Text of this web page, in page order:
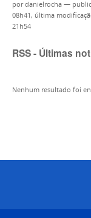
pordanielrocha —
08h41, última
21h54
RSS - Últimas
Nenhum resultado foi